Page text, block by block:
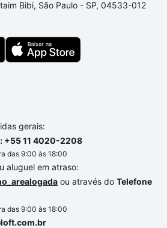
conte com a gente para comprar
com segurança e
até as chaves.
Bibi, São Paulo - SP, 04533-012
gerais:
+55 11 4020-2208
das 9:00 às 18:00
aluguel em atraso:
ou através do Telefone
das 9:00 às 18:00